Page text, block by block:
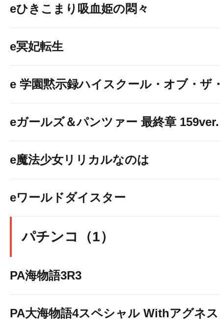
eひきこまり吸血姫の悶々
e冥妃転生
e 学園黙示録ハイスクール・オブ・ザ
eガールズ＆パンツァー 最終章 159ver.
e魔法少女リリカルなのは
eワールドダイスター
パチンコ（1）
PA海物語3R3
PA大海物語4スペシャル Withアグネ